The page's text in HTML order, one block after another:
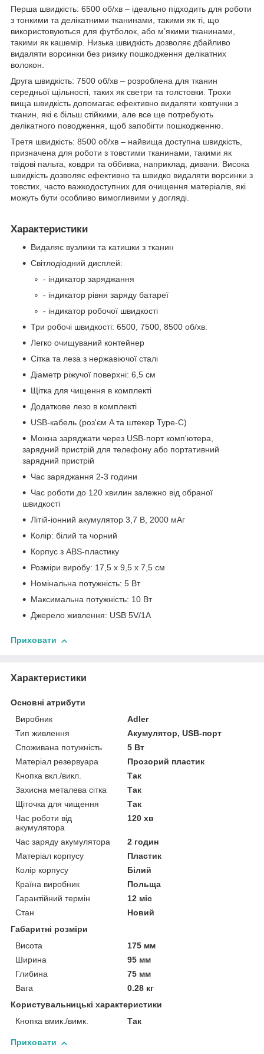
Перша швидкість: 6500 об/хв – ідеально підходить для роботи
з тонкими та делікатними тканинами, такими як ті, що
використовуються для футболок, або м’якими тканинами,
такими як кашемір. Низька швидкість дозволяє дбайливо
видаляти ворсинки без ризику пошкодження делікатних
волокон.
Друга швидкість: 7500 об/хв – розроблена для тканин
середньої щільності, таких як светри та толстовки. Трохи
вища швидкість допомагає ефективно видаляти ковтунки з
тканин, які є більш стійкими, але все ще потребують
делікатного поводження, щоб запобігти пошкодженню.
Третя швидкість: 8500 об/хв – найвища доступна швидкість,
призначена для роботи з товстими тканинами, такими як
твідові пальта, ковдри та оббивка, наприклад, дивани. Висока
швидкість дозволяє ефективно та швидко видаляти ворсинки з
товстих, часто важкодоступних для очищення матеріалів, які
можуть бути особливо вимогливими у догляді.
Характеристики
Видаляє вузлики та катишки з тканин
Світлодіодний дисплей:
- індикатор заряджання
- індикатор рівня заряду батареї
- індикатор робочої швидкості
Три робочі швидкості: 6500, 7500, 8500 об/хв.
Легко очищуваний контейнер
Сітка та леза з нержавіючої сталі
Діаметр ріжучої поверхні: 6,5 см
Щітка для чищення в комплекті
Додаткове лезо в комплекті
USB-кабель (роз'єм A та штекер Type-C)
Можна заряджати через USB-порт комп'ютера,
зарядний пристрій для телефону або портативний
зарядний пристрій
Час заряджання 2-3 години
Час роботи до 120 хвилин залежно від обраної
швидкості
Літій-іонний акумулятор 3,7 В, 2000 мАг
Колір: білий та чорний
Корпус з ABS-пластику
Розміри виробу: 17,5 x 9,5 x 7,5 см
Номінальна потужність: 5 Вт
Максимальна потужність: 10 Вт
Джерело живлення: USB 5V/1A
Приховати
Характеристики
Основні атрибути
Виробник
Adler
Тип живлення
Акумулятор, USB-порт
Споживана потужність
5 Вт
Матеріал резервуара
Прозорий пластик
Кнопка вкл./викл.
Так
Захисна металева сітка
Так
Щіточка для чищення
Так
Час роботи від
акумулятора
120 хв
Час заряду акумулятора
2 годин
Матеріал корпусу
Пластик
Колір корпусу
Білий
Країна виробник
Польща
Гарантійний термін
12 міс
Стан
Новий
Габаритні розміри
Висота
175 мм
Ширина
95 мм
Глибина
75 мм
Вага
0.28 кг
Користувальницькі характеристики
Кнопка вмик./вимк.
Так
Приховати